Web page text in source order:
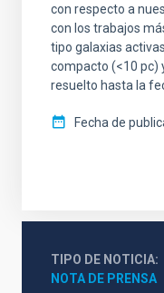
con respecto a
con los trabajos
tipo galaxias
compacto (<10 pc)
resuelto hasta la
Fecha de
TIPO DE NOTICIA
NOTA DE PRENSA